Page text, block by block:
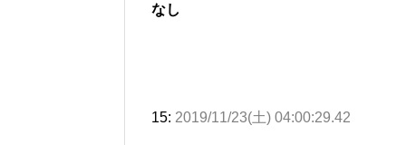
なし
15: 2019/11/23(土) 04:00:29.42